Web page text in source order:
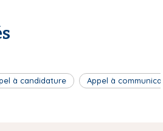
à candidature Appel à